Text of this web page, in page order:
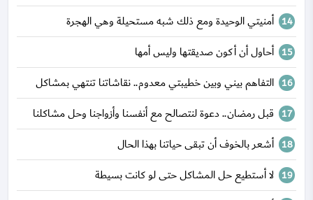
أمنيتي الوحيدة ومع ذلك شبه مستحيلة وهي الهجرة
أحاول أن أكون صديقتها وليس أمها
التفاهم بيني وبين خطيبتي معدوم.. نقاشاتنا تنتهي بمشاكل
قبل رمضان.. دعوة لنتصالح مع أنفسنا وأزواجنا وحل مشاكلنا
أشعر بالخوف أن تبقى حياتنا بهذا الحال
لا أستطيع حل المشاكل حتى لو كانت بسيطة